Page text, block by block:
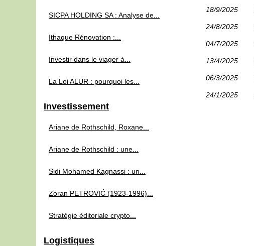
18/9/2025
24/8/2025
04/7/2025
13/4/2025
06/3/2025
24/1/2025
SICPA HOLDING SA : Analyse de...
Ithaque Rénovation :...
Investir dans le viager à...
La Loi ALUR : pourquoi les...
Investissement
Ariane de Rothschild, Roxane...
Ariane de Rothschild : une...
Sidi Mohamed Kagnassi : un...
Zoran PETROVIĆ (1923‑1996)...
Stratégie éditoriale crypto...
Logistiques